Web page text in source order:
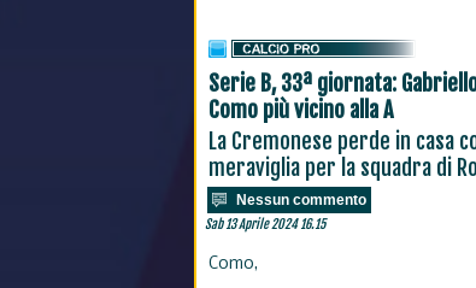
Serie B, 33ª giornata:
Como più vicino alla A
La Cremonese perde in casa
meraviglia per la squadra di
Nessun commento
Sab 13 Aprile 2024 16.15
Como,